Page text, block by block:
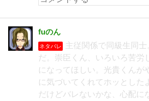
fuのん
ネタバレ
主従関係で同級生同士
だ。崇臣くん、いろいろ苦労
になってほしい。光貴くんが
に気づいてくれてホッとした
だけどバレないかな、心配に